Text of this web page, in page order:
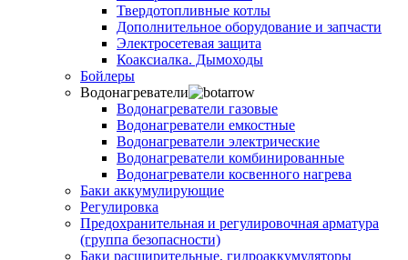
Твердотопливные котлы
Дополнительное оборудование и запчасти
Электросетевая защита
Коаксиалка. Дымоходы
Бойлеры
Водонагреватели
Водонагреватели газовые
Водонагреватели емкостные
Водонагреватели электрические
Водонагреватели комбинированные
Водонагреватели косвенного нагрева
Баки аккумулирующие
Регулировка
Предохранительная и регулировочная арматура
(группа безопасности)
Баки расширительные, гидроаккумуляторы